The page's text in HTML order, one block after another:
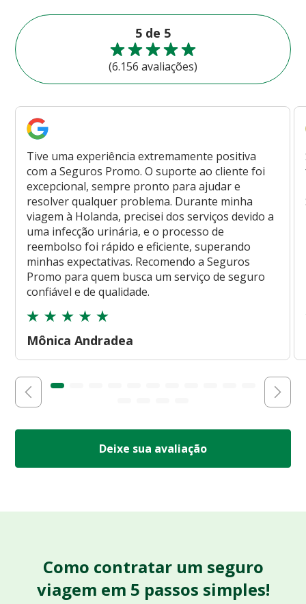
5 de 5
(6.156 avaliações)
Tive uma experiência extremamente positiva
com a Seguros Promo. O suporte ao cliente foi
excepcional, sempre pronto para ajudar e
resolver qualquer problema. Durante minha
viagem à Holanda, precisei dos serviços devido a
uma infecção urinária, e o processo de
reembolso foi rápido e eficiente, superando
minhas expectativas. Recomendo a Seguros
Promo para quem busca um serviço de seguro
confiável e de qualidade.
Mônica Andradea
Deixe sua avaliação
Como contratar um seguro
viagem em 5 passos simples!